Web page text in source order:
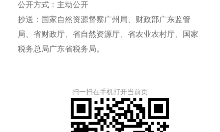
公开方式：主动公开
抄送：国家自然资源督察广州局、财政部广东监管
局、省财政厅、省自然资源厅、省农业农村厅、国家
税务总局广东省税务局。
扫一扫在手机打开当前页